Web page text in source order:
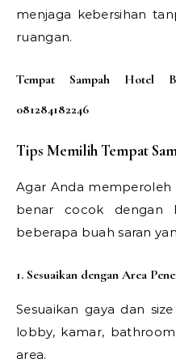
menjaga kebersihan
ruangan.
Tempat Sampah Hotel
081284182246
Tips Memilih Tempat
Agar Anda
benar cocok dengan
beberapa buah saran
1. Sesuaikan dengan Area
Sesuaikan gaya dan
lobby, kamar,
area.